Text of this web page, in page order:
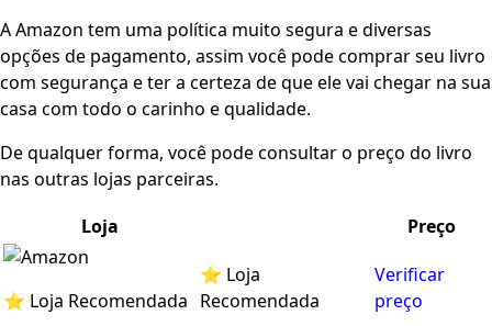
A Amazon tem uma política muito segura e diversas
opções de pagamento, assim você pode comprar seu livro
com segurança e ter a certeza de que ele vai chegar na sua
casa com todo o carinho e qualidade.
De qualquer forma, você pode consultar o preço do livro
nas outras lojas parceiras.
Loja
Preço
⭐ Loja Recomendada
⭐ Loja
Recomendada
Verificar
preço